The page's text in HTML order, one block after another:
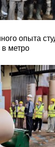
опыта
в метро